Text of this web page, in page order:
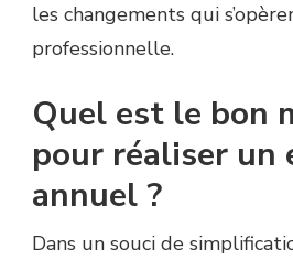
les changements qui
professionnelle.
Quel est le bon
pour réaliser un
annuel ?
Dans un souci de